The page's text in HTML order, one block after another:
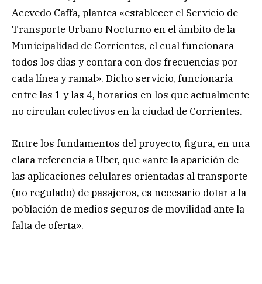
Acevedo Caffa, plantea «establecer el Servicio de
Transporte Urbano Nocturno en el ámbito de la
Municipalidad de Corrientes, el cual funcionara
todos los días y contara con dos frecuencias por
cada línea y ramal». Dicho servicio, funcionaría
entre las 1 y las 4, horarios en los que actualmente
no circulan colectivos en la ciudad de Corrientes.
Entre los fundamentos del proyecto, figura, en una
clara referencia a Uber, que «ante la aparición de
las aplicaciones celulares orientadas al transporte
(no regulado) de pasajeros, es necesario dotar a la
población de medios seguros de movilidad ante la
falta de oferta».